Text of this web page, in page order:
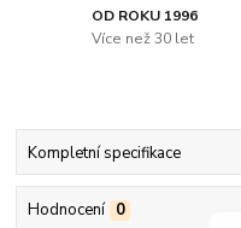
OD ROKU 1996
Více než 30 let
Kompletní specifikace
Hodnocení 0